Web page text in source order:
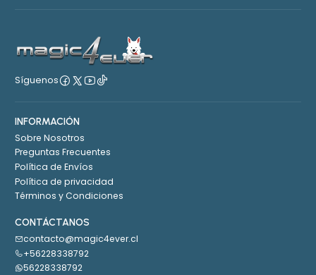
Síguenos
INFORMACIÓN
Sobre Nosotros
Preguntas Frecuentes
Política de Envíos
Política de privacidad
Términos y Condiciones
CONTÁCTANOS
contacto@magic4ever.cl
+56228338792
56228338792